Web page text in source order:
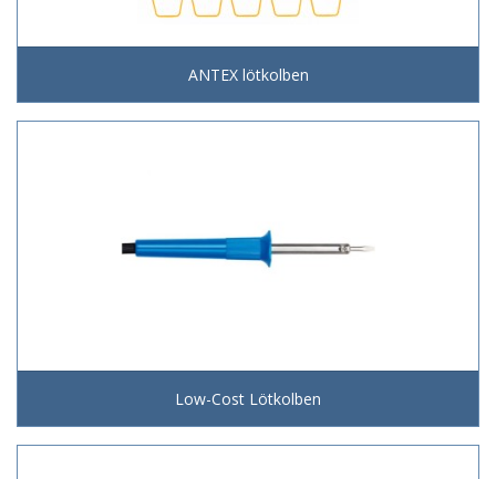
ANTEX lötkolben
Low-Cost Lötkolben